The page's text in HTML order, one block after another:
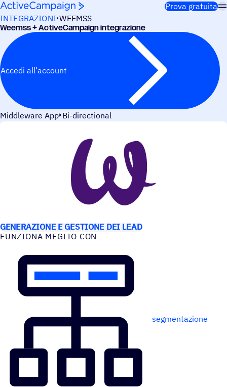
Salta al contenuto
Prova gratuita
INTEGRAZIONI WEEMSS
Weemss + ActiveCampaign integrazione
Accedi all’account
Middleware App Bi-directional
GENERAZIONE E GESTIONE DEI LEAD
FUNZIONA MEGLIO CON
segmentazione